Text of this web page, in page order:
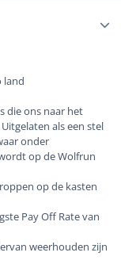
land
die ons naar het
als een stel
onder
op de Wolfrun
op de kasten
Pay Off Rate van
weerhouden zijn